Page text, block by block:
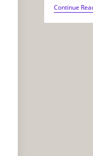
Continue